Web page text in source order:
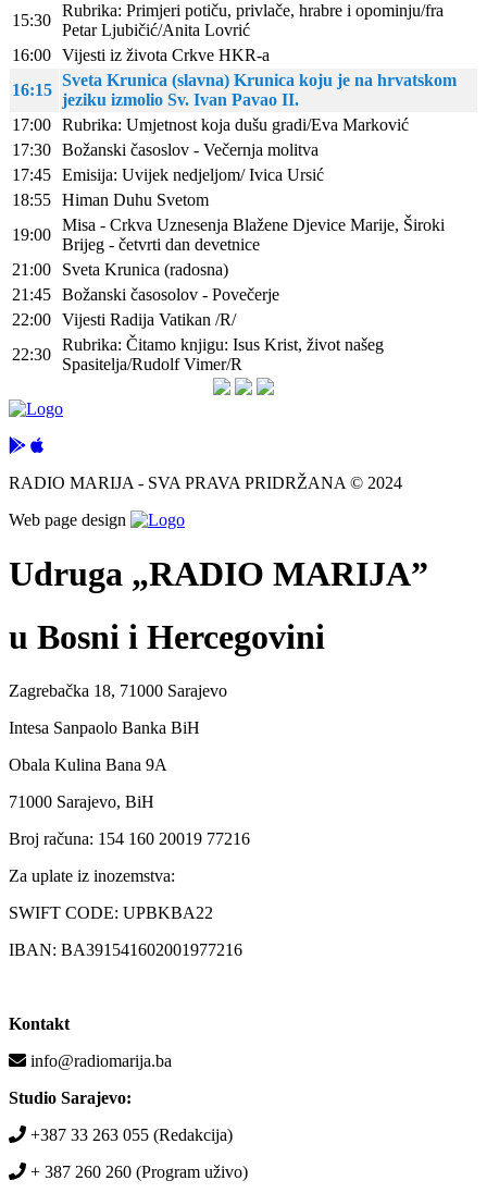
15:30
Rubrika: Primjeri potiču, privlače, hrabre i opominju/fra
Petar Ljubičić/Anita Lovrić
16:00 Vijesti iz života Crkve HKR-a
16:15
Sveta Krunica (slavna) Krunica koju je na hrvatskom
jeziku izmolio Sv. Ivan Pavao II.
17:00 Rubrika: Umjetnost koja dušu gradi/Eva Marković
17:30 Božanski časoslov - Večernja molitva
17:45 Emisija: Uvijek nedjeljom/ Ivica Ursić
18:55 Himan Duhu Svetom
19:00
Misa - Crkva Uznesenja Blažene Djevice Marije, Široki
Brijeg - četvrti dan devetnice
21:00
Sveta Krunica (radosna)
21:45 Božanski časosolov - Povečerje
22:00 Vijesti Radija Vatikan /R/
22:30
Rubrika: Čitamo knjigu: Isus Krist, život našeg
Spasitelja/Rudolf Vimer/R
RADIO MARIJA - SVA PRAVA PRIDRŽANA © 2024
Web page design
Udruga „RADIO MARIJA”
u Bosni i Hercegovini
Zagrebačka 18, 71000 Sarajevo
Intesa Sanpaolo Banka BiH
Obala Kulina Bana 9A
71000 Sarajevo, BiH
Broj računa: 154 160 20019 77216
Za uplate iz inozemstva:
SWIFT CODE: UPBKBA22
IBAN: BA391541602001977216
Kontakt
info@radiomarija.ba
Studio Sarajevo:
+387 33 263 055 (Redakcija)
+ 387 260 260 (Program uživo)